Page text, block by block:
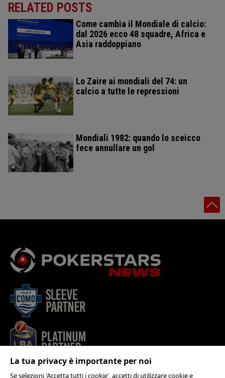
RELATED POSTS
Come cambia il Mondiale di calcio:
dal 2026 ecco 48 squadre, Africa e
Asia raddoppiano
Lo Zaire ai mondiali del 74: un
calcio a tutte le repressioni
Mondiali 1982: quando lo sceicco
fece annullare un gol
La tua privacy è importante per noi
Se selezioni 'Accetta tutti i cookie', accetti di utilizzare cookie e